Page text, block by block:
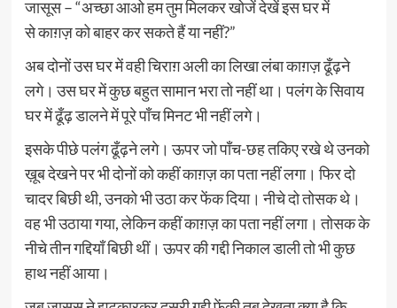
जासूस – “अच्छा आओ हम तुम मिलकर खोजें देखें इस घर में
से काग़ज़ को बाहर कर सकते हैं या नहीं?”
अब दोनों उस घर में वही चिराग़ अली का लिखा लंबा काग़ज़ ढूँढ़ने
लगे। उस घर में कुछ बहुत सामान भरा तो नहीं था। पलंग के सिवाय
घर में ढूँढ़ डालने में पूरे पाँच मिनट भी नहीं लगे।
इसके पीछे पलंग ढूँढ़ने लगे। ऊपर जो पाँच-छह तकिए रखे थे उनको
ख़ूब देखने पर भी दोनों को कहीं काग़ज़ का पता नहीं लगा। फिर दो
चादर बिछी थी, उनको भी उठा कर फेंक दिया। नीचे दो तोसक थे।
वह भी उठाया गया, लेकिन कहीं काग़ज़ का पता नहीं लगा। तोसक के
नीचे तीन गद्दियाँ बिछी थीं। ऊपर की गद्दी निकाल डाली तो भी कुछ
हाथ नहीं आया।